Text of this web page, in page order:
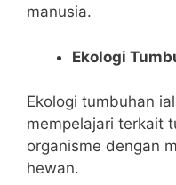
manusia.
Ekologi
Ekologi tumbuhan
mempelajari terkait
organisme dengan
hewan.